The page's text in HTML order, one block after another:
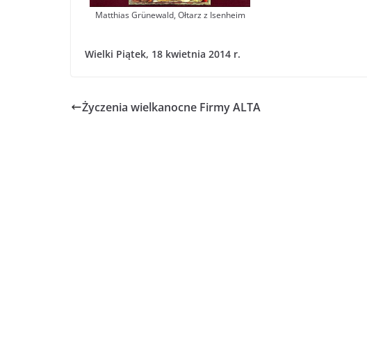
Matthias Grünewald, Ołtarz z Isenheim
Wielki Piątek, 18 kwietnia 2014 r.
Życzenia wielkanocne Firmy ALTA